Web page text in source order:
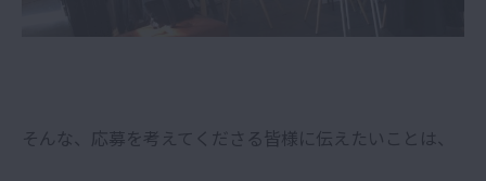
そんな、応募を考えてくださる皆様に伝えたいことは、